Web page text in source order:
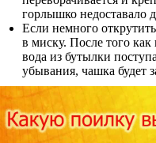
горлышко недоставало
Если немного
в миску. После того как
вода из бутылки
убывания, чашка будет